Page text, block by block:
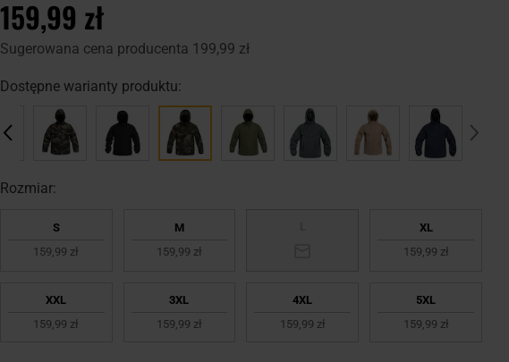
159,99 zł
Sugerowana cena producenta 199,99 zł
Dostępne warianty produktu:
Rozmiar:
S
159,99 zł
M
159,99 zł
XL
159,99 zł
XXL
159,99 zł
3XL
159,99 zł
4XL
159,99 zł
5XL
159,99 zł